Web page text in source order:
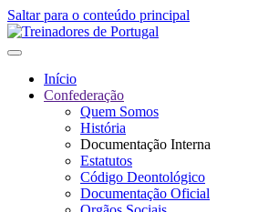
Saltar para o conteúdo principal
Início
Confederação
Quem Somos
História
Documentação Interna
Estatutos
Código Deontológico
Documentação Oficial